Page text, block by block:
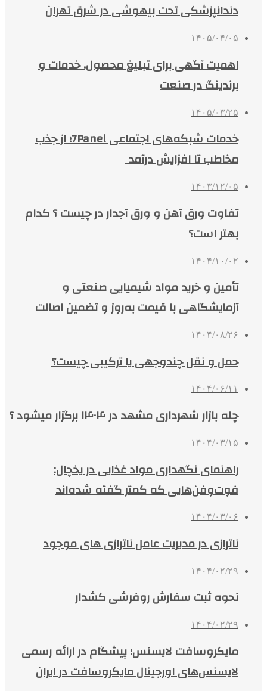
دندانپزشکی تحت بیهوشی در شرق تهران
۱۴۰۵/۰۴/۰۵
اهمیت آگهی برای تبلیغ محصول، خدمات و
برندینگ در صنعت
۱۴۰۵/۰۳/۲۵
خدمات شبکه‌های اجتماعی 7Panel؛ از جذب
مخاطب تا افزایش درآمد
۱۴۰۳/۱۲/۰۵
تفاوت ورق آهن و ورق آجدار در چیست ؟ کدام
بهتر است؟
۱۴۰۴/۱۰/۰۲
تأمین و خرید مواد شیمیایی صنعتی و
آزمایشگاهی با قیمت به‌روز و تضمین اصالت
۱۴۰۴/۰۸/۲۶
حمل و نقل چندوجهی یا ترکیبی چیست؟
۱۴۰۴/۰۶/۱۱
چله بازار شهرداری مشهد در ۱۴۰۴ برگزار میشود ؟
۱۴۰۴/۰۳/۱۵
راهنمای نگهداری مواد غذایی در یخچال:
فوت‌وفن‌هایی که کمتر گفته شده‌اند
۱۴۰۴/۰۳/۰۶
ناترازی در مدیریت عامل ناترازی های موجود
۱۴۰۴/۰۲/۲۹
نحوه ثبت سفارش روفرشی کشدار
۱۴۰۴/۰۲/۲۹
مایکروسافت لایسنس؛ پیشگام در ارائه رسمی
لایسنس‌های اورجینال مایکروسافت در ایران